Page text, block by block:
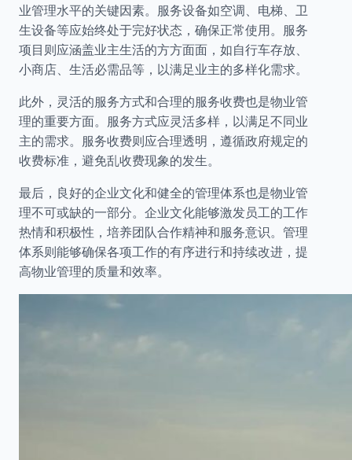
业管理水平的关键因素。服务设备如空调、电梯、卫
生设备等应始终处于完好状态，确保正常使用。服务
项目则应涵盖业主生活的方方面面，如自行车存放、
小商店、生活必需品等，以满足业主的多样化需求。
此外，灵活的服务方式和合理的服务收费也是物业管
理的重要方面。服务方式应灵活多样，以满足不同业
主的需求。服务收费则应合理透明，遵循政府规定的
收费标准，避免乱收费现象的发生。
最后，良好的企业文化和健全的管理体系也是物业管
理不可或缺的一部分。企业文化能够激发员工的工作
热情和积极性，培养团队合作精神和服务意识。管理
体系则能够确保各项工作的有序进行和持续改进，提
高物业管理的质量和效率。